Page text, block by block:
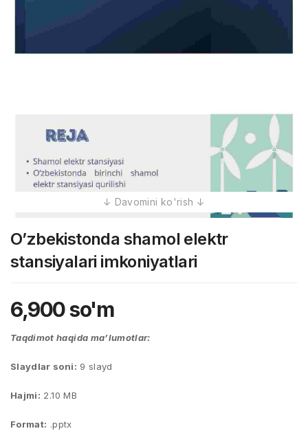
O’zbekistonda shamol elektr
stansiyalari imkoniyatlari
6,900so'm
Taqdimot haqida ma’lumotlar:
Slaydlar soni: 9 slayd
Hajmi: 2.10 MB
Format: .pptx